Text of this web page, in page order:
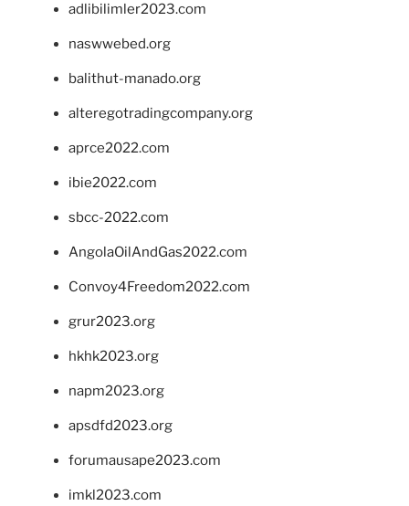
adlibilimler2023.com
naswwebed.org
balithut-manado.org
alteregotradingcompany.org
aprce2022.com
ibie2022.com
sbcc-2022.com
AngolaOilAndGas2022.com
Convoy4Freedom2022.com
grur2023.org
hkhk2023.org
napm2023.org
apsdfd2023.org
forumausape2023.com
imkl2023.com